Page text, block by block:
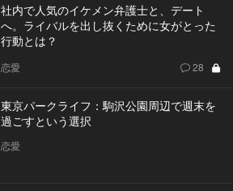
社内で人気のイケメン弁護士と、デート
へ。ライバルを出し抜くために女がとった
行動とは？
恋愛 28
東京パークライフ：駒沢公園周辺で週末を
過ごすという選択
恋愛